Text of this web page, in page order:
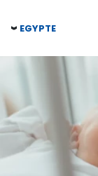
EGYPTE